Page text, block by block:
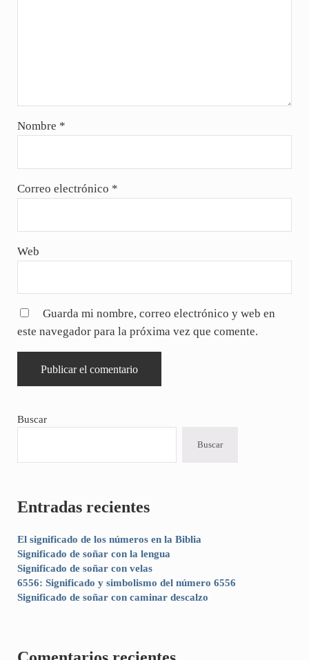
Nombre *
Correo electrónico *
Web
Guarda mi nombre, correo electrónico y web en
este navegador para la próxima vez que comente.
Sidebar
Buscar
Buscar
Entradas recientes
El significado de los números en la Biblia
Significado de soñar con la lengua
Significado de soñar con velas
6556: Significado y simbolismo del número 6556
Significado de soñar con caminar descalzo